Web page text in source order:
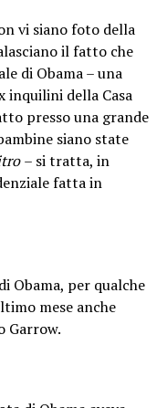
vi siano foto della
il fatto che
di Obama – una
inquilini della Casa
presso una grande
siano state
– si tratta, in
fatta in
Obama, per qualche
mese anche
Garrow.